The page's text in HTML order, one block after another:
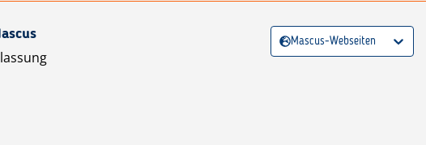
Mascus-Webseiten